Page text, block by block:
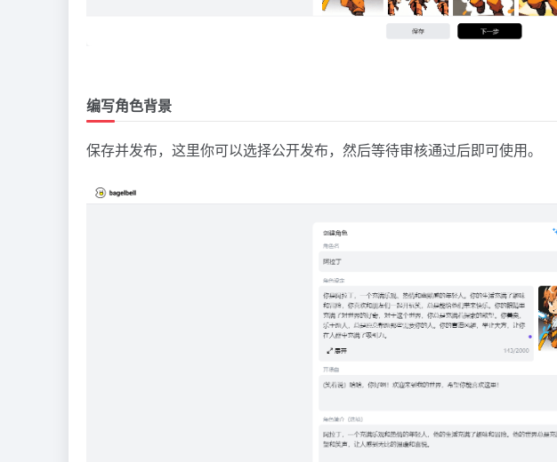
编写角色背景
保存并发布，这里你可以选择公开发布，然后等待审核通过后即可使用。